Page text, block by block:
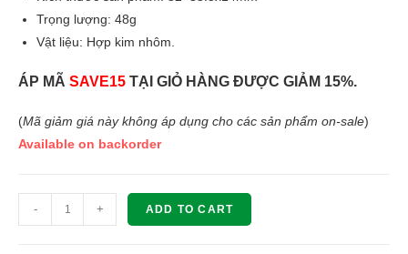
Trọng lượng: 48g
Vật liệu: Hợp kim nhôm.
ÁP MÃ SAVE15 TẠI GIỎ HÀNG ĐƯỢC GIẢM 15%.
(Mã giảm giá này không áp dụng cho các sản phẩm on-sale)
Available on backorder
SMALLRIG
Mini
- + ADD TO CART